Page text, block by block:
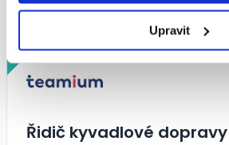
Upravit
Řidič kyvadlové